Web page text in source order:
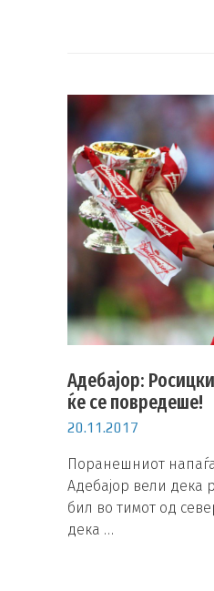
Адебајор:
ќе се повредеше!
20.11.2017
Поранешниот
Адебајор вели дека
бил во тимот од
дека …